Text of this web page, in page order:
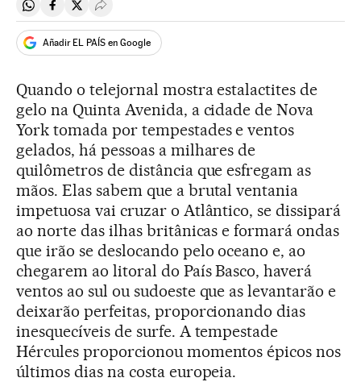
Compartir en Whatsapp
Compartir en Facebook
Compartir en Twitter
Desplegar Redes Sociales
Añadir EL PAÍS en Google
Quando o telejornal mostra estalactites de
gelo na Quinta Avenida, a cidade de Nova
York tomada por tempestades e ventos
gelados, há pessoas a milhares de
quilômetros de distância que esfregam as
mãos. Elas sabem que a brutal ventania
impetuosa vai cruzar o Atlântico, se dissipará
ao norte das ilhas britânicas e formará ondas
que irão se deslocando pelo oceano e, ao
chegarem ao litoral do País Basco, haverá
ventos ao sul ou sudoeste que as levantarão e
deixarão perfeitas, proporcionando dias
inesquecíveis de surfe. A tempestade
Hércules proporcionou momentos épicos nos
últimos dias na costa europeia.